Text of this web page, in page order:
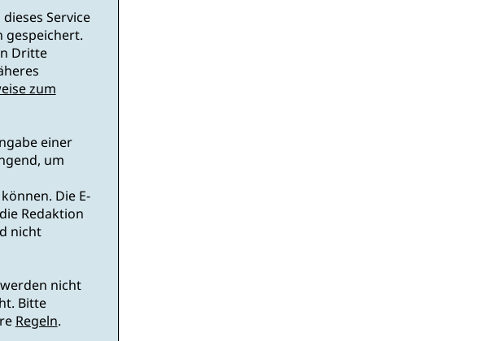
Service
gespeichert.
Dritte
zum
einer
um
Die E-
Redaktion
nicht
nicht
Bitte
Regeln.